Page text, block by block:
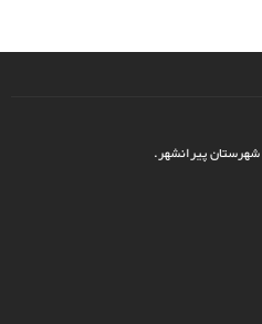
پیرانشهر.